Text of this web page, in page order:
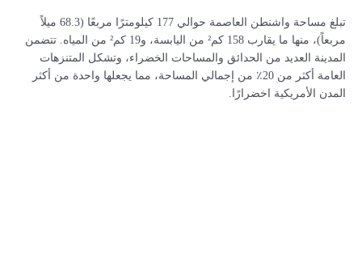
تبلغ مساحة واشنطن العاصمة حوالي 177 كيلومترًا مربعًا (68.3 ميلاً
مربعاً)، منها ما يقارب 158 كم² من اليابسة، و19 كم² من المياه. تتضمن
المدينة العديد من الحدائق والمساحات الخضراء، وتشكل المتنزهات
العامة أكثر من 20٪ من إجمالي المساحة، مما يجعلها واحدة من أكثر
المدن الأمريكية اخضرارًا.